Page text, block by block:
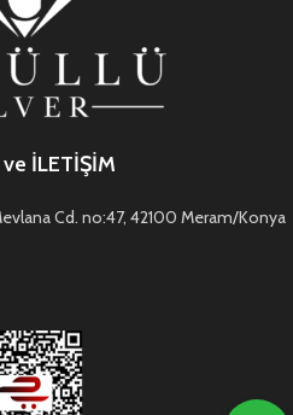
İLETİŞİM
Cd. no:47, 42100 Meram/Konya